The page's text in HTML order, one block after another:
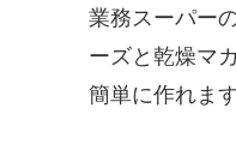
業務スーパー
ーズと乾燥マ
簡単に作れま